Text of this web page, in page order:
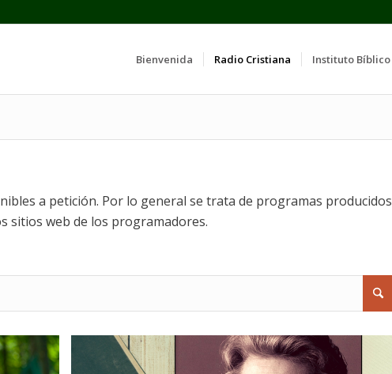
Bienvenida Radio Cristiana Instituto Bíblico
a petición. Por lo general se trata de programas producidos
sitios web de los programadores.